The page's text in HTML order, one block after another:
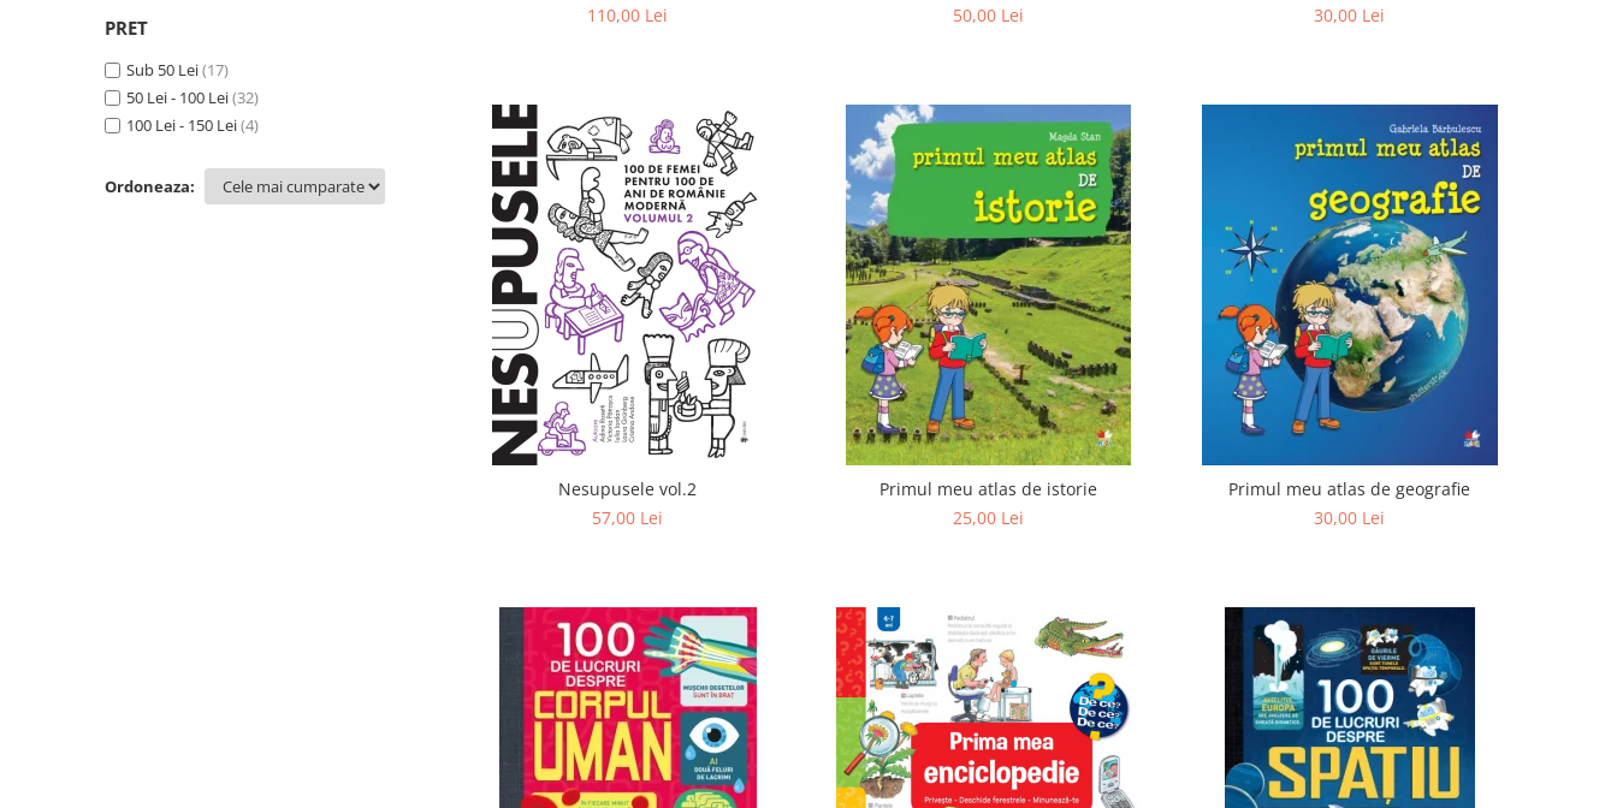
Editura Gama
Editura Kreativ
Editura Litera
Editura Nemira
PRET
Sub 50 Lei(17)
50 Lei - 100 Lei(32)
100 Lei - 150 Lei(4)
Ordoneaza:
110,00 Lei
50,00 Lei
30,00 Lei
Nesupusele vol.2
57,00 Lei
Primul meu atlas de istorie
25,00 Lei
Primul meu atlas de geografie
30,00 Lei